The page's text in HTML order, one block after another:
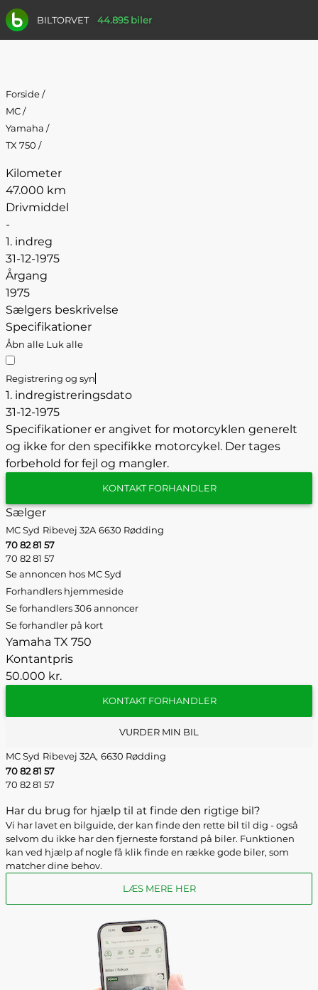
BILTORVET 44.895 biler
Forside/
MC/
Yamaha /
TX 750 /
Kilometer
47.000 km
Drivmiddel
-
1. indreg
31-12-1975
Årgang
1975
Sælgers beskrivelse
Specifikationer
Åbn alle Luk alle
Registrering og syn
1. indregistreringsdato
31-12-1975
Specifikationer er angivet for motorcyklen generelt
og ikke for den specifikke motorcykel. Der tages
forbehold for fejl og mangler.
KONTAKT FORHANDLER
Sælger
MC Syd Ribevej 32A 6630 Rødding
70 82 81 57
70 82 81 57
Se annoncen hos MC Syd
Forhandlers hjemmeside
Se forhandlers 306 annoncer
Se forhandler på kort
Yamaha TX 750
Kontantpris
50.000 kr.
KONTAKT FORHANDLER
VURDER MIN BIL
MC Syd Ribevej 32A, 6630 Rødding
70 82 81 57
70 82 81 57
Har du brug for hjælp til at finde den rigtige bil?
Vi har lavet en bilguide, der kan finde den rette bil til dig - også
selvom du ikke har den fjerneste forstand på biler. Funktionen
kan ved hjælp af nogle få klik finde en række gode biler, som
matcher dine behov.
LÆS MERE HER